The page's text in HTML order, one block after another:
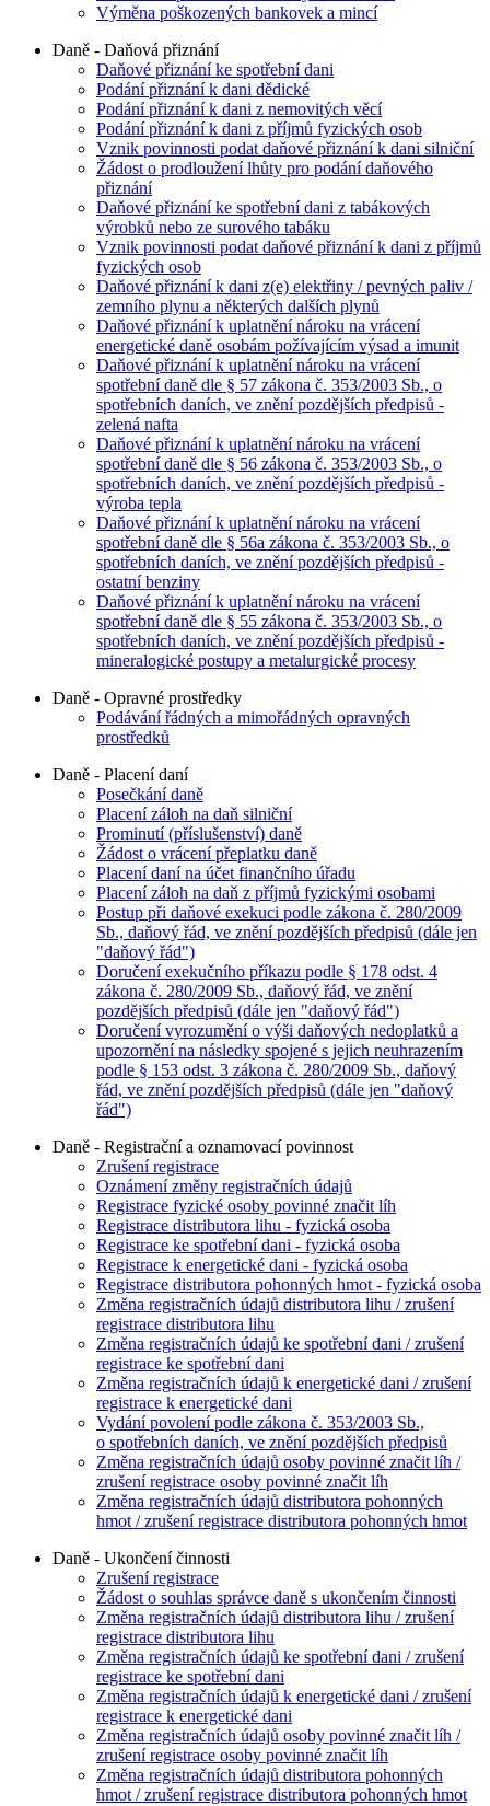
Výměna poškozených bankovek a mincí
Daně - Daňová přiznání
Daňové přiznání ke spotřební dani
Podání přiznání k dani dědické
Podání přiznání k dani z nemovitých věcí
Podání přiznání k dani z příjmů fyzických osob
Vznik povinnosti podat daňové přiznání k dani silniční
Žádost o prodloužení lhůty pro podání daňového
přiznání
Daňové přiznání ke spotřební dani z tabákových
výrobků nebo ze surového tabáku
Vznik povinnosti podat daňové přiznání k dani z příjmů
fyzických osob
Daňové přiznání k dani z(e) elektřiny / pevných paliv /
zemního plynu a některých dalších plynů
Daňové přiznání k uplatnění nároku na vrácení
energetické daně osobám požívajícím výsad a imunit
Daňové přiznání k uplatnění nároku na vrácení
spotřební daně dle § 57 zákona č. 353/2003 Sb., o
spotřebních daních, ve znění pozdějších předpisů -
zelená nafta
Daňové přiznání k uplatnění nároku na vrácení
spotřební daně dle § 56 zákona č. 353/2003 Sb., o
spotřebních daních, ve znění pozdějších předpisů -
výroba tepla
Daňové přiznání k uplatnění nároku na vrácení
spotřební daně dle § 56a zákona č. 353/2003 Sb., o
spotřebních daních, ve znění pozdějších předpisů -
ostatní benziny
Daňové přiznání k uplatnění nároku na vrácení
spotřební daně dle § 55 zákona č. 353/2003 Sb., o
spotřebních daních, ve znění pozdějších předpisů -
mineralogické postupy a metalurgické procesy
Daně - Opravné prostředky
Podávání řádných a mimořádných opravných
prostředků
Daně - Placení daní
Posečkání daně
Placení záloh na daň silniční
Prominutí (příslušenství) daně
Žádost o vrácení přeplatku daně
Placení daní na účet finančního úřadu
Placení záloh na daň z příjmů fyzickými osobami
Postup při daňové exekuci podle zákona č. 280/2009
Sb., daňový řád, ve znění pozdějších předpisů (dále jen
"daňový řád")
Doručení exekučního příkazu podle § 178 odst. 4
zákona č. 280/2009 Sb., daňový řád, ve znění
pozdějších předpisů (dále jen "daňový řád")
Doručení vyrozumění o výši daňových nedoplatků a
upozornění na následky spojené s jejich neuhrazením
podle § 153 odst. 3 zákona č. 280/2009 Sb., daňový
řád, ve znění pozdějších předpisů (dále jen "daňový
řád")
Daně - Registrační a oznamovací povinnost
Zrušení registrace
Oznámení změny registračních údajů
Registrace fyzické osoby povinné značit líh
Registrace distributora lihu - fyzická osoba
Registrace ke spotřební dani - fyzická osoba
Registrace k energetické dani - fyzická osoba
Registrace distributora pohonných hmot - fyzická osoba
Změna registračních údajů distributora lihu / zrušení
registrace distributora lihu
Změna registračních údajů ke spotřební dani / zrušení
registrace ke spotřební dani
Změna registračních údajů k energetické dani / zrušení
registrace k energetické dani
Vydání povolení podle zákona č. 353/2003 Sb.,
o spotřebních daních, ve znění pozdějších předpisů
Změna registračních údajů osoby povinné značit líh /
zrušení registrace osoby povinné značit líh
Změna registračních údajů distributora pohonných
hmot / zrušení registrace distributora pohonných hmot
Daně - Ukončení činnosti
Zrušení registrace
Žádost o souhlas správce daně s ukončením činnosti
Změna registračních údajů distributora lihu / zrušení
registrace distributora lihu
Změna registračních údajů ke spotřební dani / zrušení
registrace ke spotřební dani
Změna registračních údajů k energetické dani / zrušení
registrace k energetické dani
Změna registračních údajů osoby povinné značit líh /
zrušení registrace osoby povinné značit líh
Změna registračních údajů distributora pohonných
hmot / zrušení registrace distributora pohonných hmot